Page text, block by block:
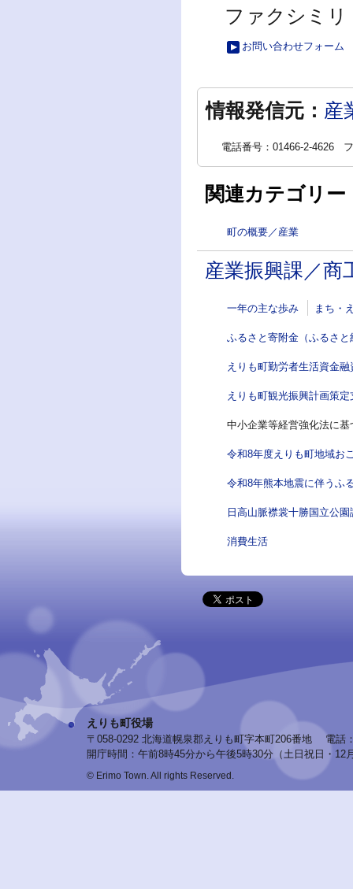
ファクシミリ
お問い合わせフォーム
情報発信元： 産
電話番号：01466-2-4626
関連カテゴリー
町の概要／産業
産業振興課／商
一年の主な歩み まち・
ふるさと寄附金（ふるさと
えりも町勤労者生活資金融
えりも町観光振興計画策
中小企業等経営強化法に
令和8年度えりも町地域お
令和8年熊本地震に伴うふ
日高山脈襟裳十勝国立公
消費生活
えりも町役場
〒058-0292 北海道幌泉郡えりも町字本町206番地
電話
開庁時間：午前8時45分から午後5時30分（土日祝日・12
© Erimo Town. All rights Reserved.